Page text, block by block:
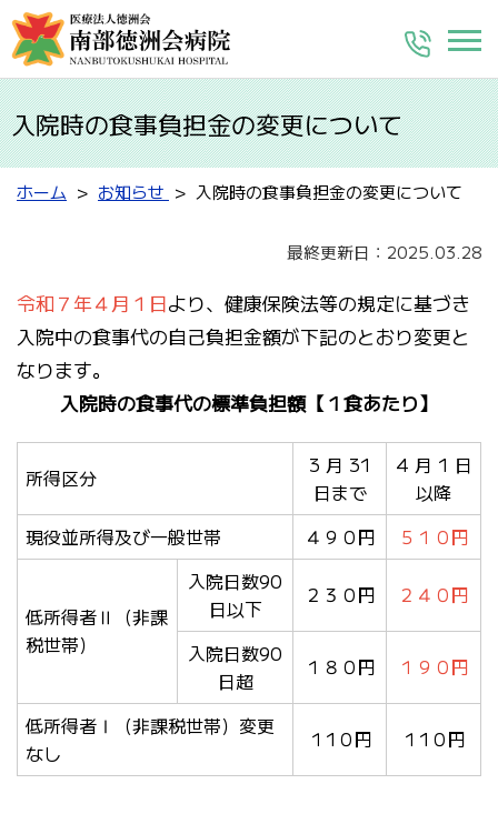
入院時の食事負担金の変更について
ホーム お知らせ 入院時の食事負担金の変更について
最終更新日：2025.03.28
令和７年４月１日より、健康保険法等の規定に基づき
入院中の食事代の自己負担金額が下記のとおり変更と
なります。
入院時の食事代の標準負担額【１食あたり】
所得区分
3 月 31
日まで
4 月 1 日
以降
現役並所得及び一般世帯
４９０円 ５１０円
低所得者Ⅱ（非課
税世帯）
入院日数90
日以下
２３０円 ２４０円
入院日数90
日超
１８０円 １９０円
低所得者Ⅰ（非課税世帯）変更
なし
１1０円 １1０円